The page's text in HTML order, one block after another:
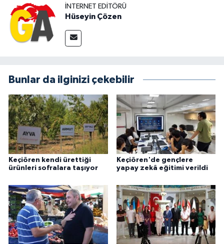
İNTERNET EDITÖRÜ
Hüseyin Çözen
Bunlar da ilginizi çekebilir
Keçiören kendi ürettiği
ürünleri sofralara taşıyor
Keçiören'de gençlere
yapay zekâ eğitimi verildi